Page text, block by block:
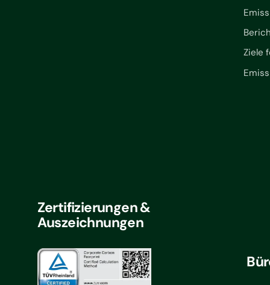
Ziele
Zertifizierungen &
Auszeichnungen